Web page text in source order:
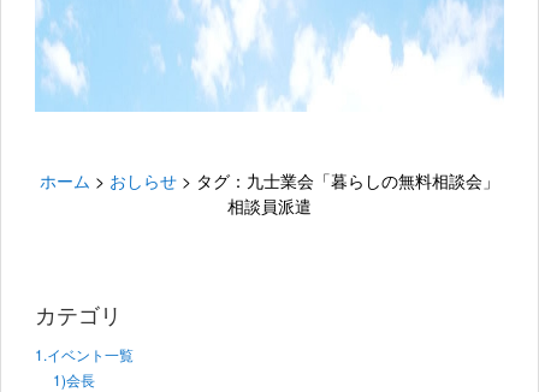
ホーム > おしらせ > タグ：九士業会「暮らしの無料相談会」
相談員派遣
カテゴリ
1.イベント一覧
1)会長